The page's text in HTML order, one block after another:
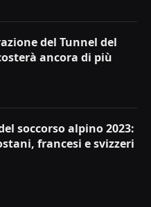
del Tunnel del
ancora di più
soccorso alpino 2023:
francesi e svizzeri